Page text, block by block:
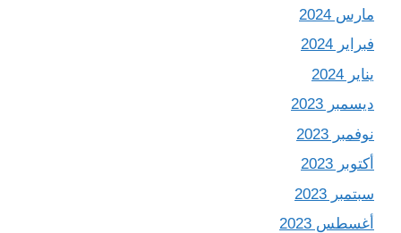
مارس 2024
فبراير 2024
يناير 2024
ديسمبر 2023
نوفمبر 2023
أكتوبر 2023
سبتمبر 2023
أغسطس 2023